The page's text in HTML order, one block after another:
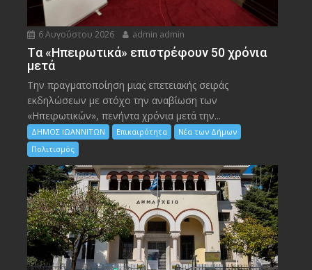
6 Αυγούστου 2026 admin admin
Tα «Ηπειρωτικά» επιστρέφουν 50 χρόνια
μετά
Την πραγματοποίηση μιας επετειακής σειράς
εκδηλώσεων με στόχο την αναβίωση των
«Ηπειρωτικών», πενήντα χρόνια μετά την...
ΔΗΜΟΣ ΙΩΑΝΝΙΤΩΝ Επικαιρότητα
Νέα των Δήμων
Πολιτισμός